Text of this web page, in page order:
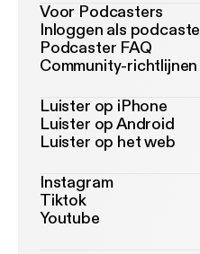
Voor Podcasters
Inloggen als
Podcaster FAQ
Community-richtlijnen
Luister op iPhone
Luister op Android
Luister op het web
Instagram
Tiktok
Youtube